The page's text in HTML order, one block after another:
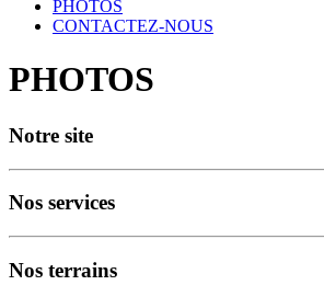
PHOTOS
CONTACTEZ-NOUS
PHOTOS
Notre site
Nos services
Nos terrains